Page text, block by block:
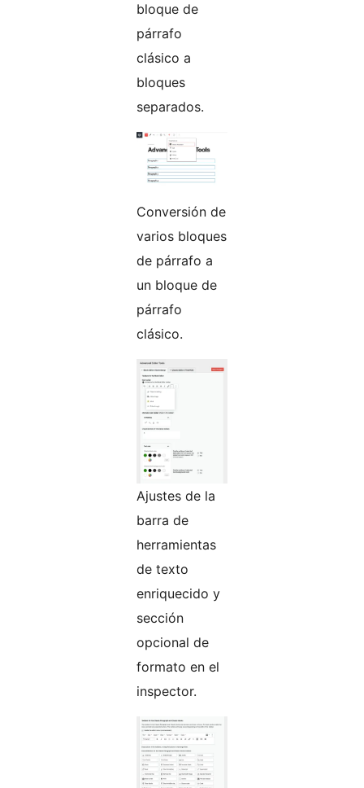
bloque de
párrafo
clásico a
bloques
separados.
Conversión de
varios bloques
de párrafo a
un bloque de
párrafo
clásico.
Ajustes de la
barra de
herramientas
de texto
enriquecido y
sección
opcional de
formato en el
inspector.